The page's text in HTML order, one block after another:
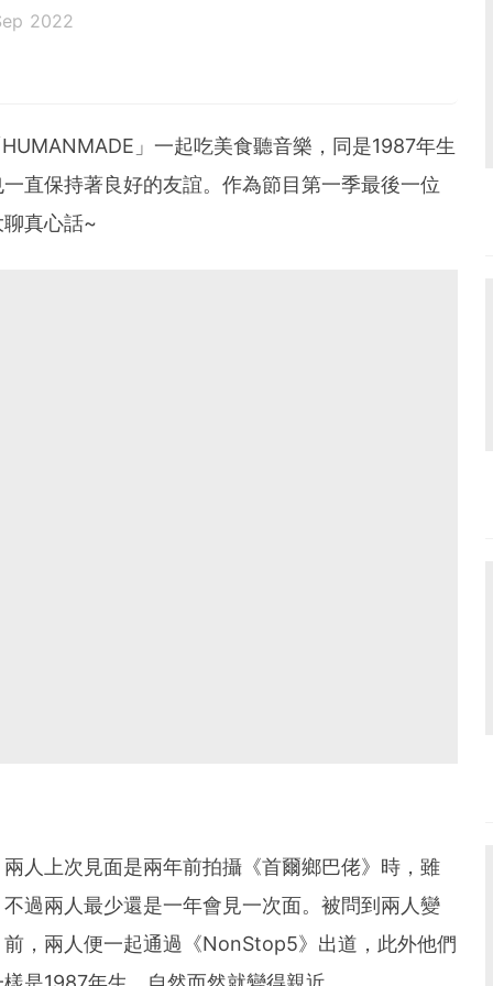
2022
」一起吃美食聽音樂，同是1987年生
直保持著良好的友誼。作為節目第一季最後一位
真心話~
人上次見面是兩年前拍攝《首爾鄉巴佬》時，雖
過兩人最少還是一年會見一次面。被問到兩人變
，兩人便一起通過《NonStop5》出道，此外他們